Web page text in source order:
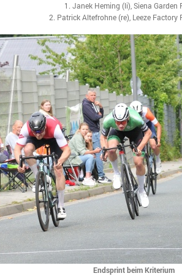
1. Janek Heming (li), Siena Garden
2. Patrick Altefrohne (re), Leeze Factory
Endsprint beim Kriterium